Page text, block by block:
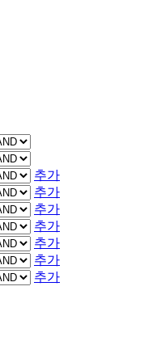
추가
추가
추가
추가
추가
추가
추가